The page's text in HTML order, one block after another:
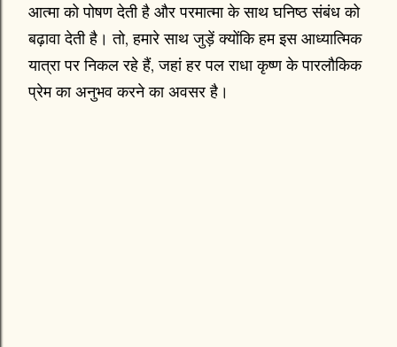
आत्मा को पोषण देती है और परमात्मा के साथ घनिष्ठ संबंध को
बढ़ावा देती है। तो, हमारे साथ जुड़ें क्योंकि हम इस आध्यात्मिक
यात्रा पर निकल रहे हैं, जहां हर पल राधा कृष्ण के पारलौकिक
प्रेम का अनुभव करने का अवसर है।